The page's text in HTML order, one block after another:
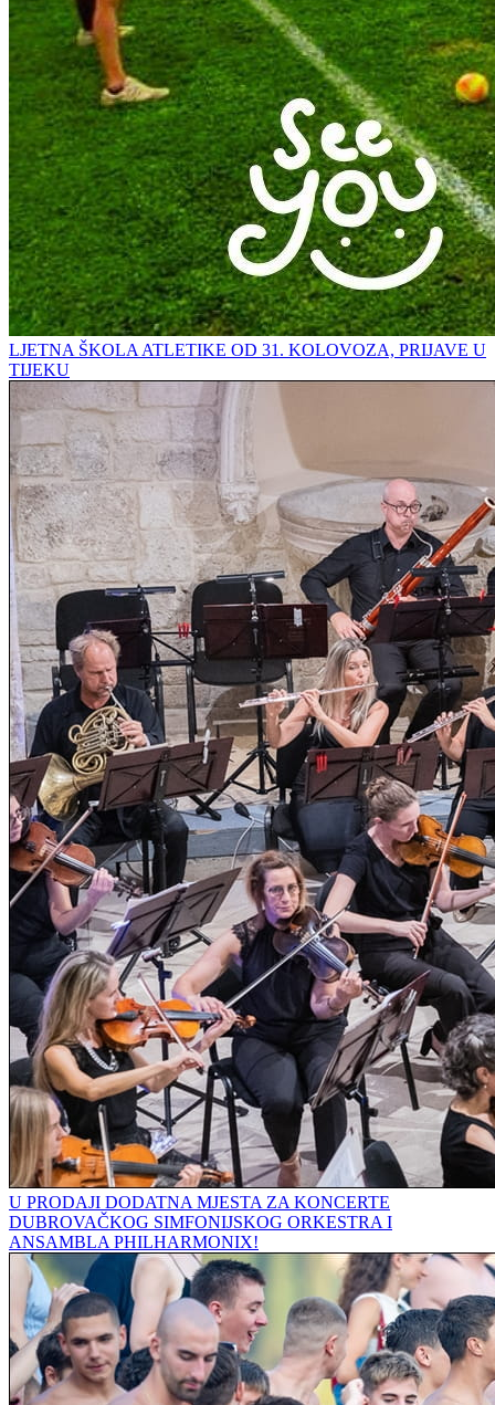
LJETNA ŠKOLA ATLETIKE OD 31. KOLOVOZA, PRIJAVE U
TIJEKU
U PRODAJI DODATNA MJESTA ZA KONCERTE
DUBROVAČKOG SIMFONIJSKOG ORKESTRA I
ANSAMBLA PHILHARMONIX!